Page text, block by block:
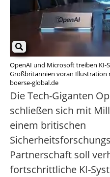
OpenAI und Microsoft treiben KI-
Großbritannien voran
boerse-global.de
Die Tech-Giganten
schließen sich mit
einem britischen
Partnerschaft soll
fortschrittliche KI-